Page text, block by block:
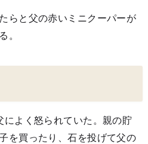
らと父の赤いミニクーパーが
。
によく怒られていた。親の貯
を買ったり、石を投げて父の